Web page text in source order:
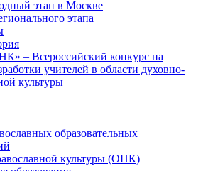
этап в Москве
этапа
– Всероссийский конкурс на
учителей в области духовно-
культуры
образовательных
культуры (ОПК)